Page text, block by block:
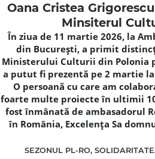
Oana Cristea
Minsiterul
În ziua de 11 martie 2026, la
din București, a primit
Ministerului Culturii din Polonia
a putut fi prezentă pe 2 martie
O persoană cu care am
foarte multe proiecte în ultimii
fost înmânată de ambasadorul
în România, Excelența Sa
SEZONUL PL-RO,